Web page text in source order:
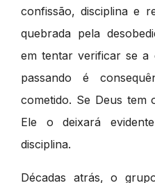
confissão, disciplina e
quebrada pela
em tentar verificar se a
passando é
cometido. Se Deus tem
Ele o deixará
disciplina.
Décadas atrás, o